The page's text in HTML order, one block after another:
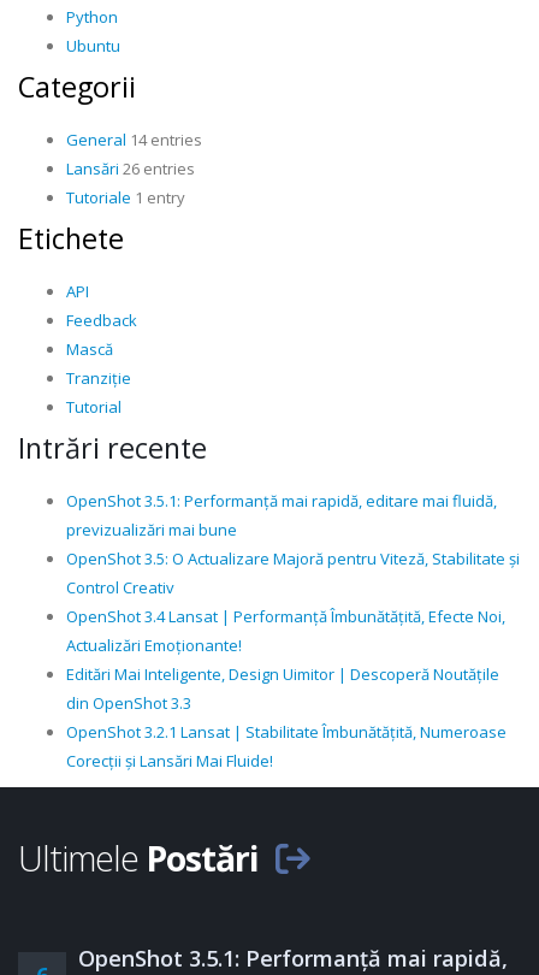
Python
Ubuntu
Categorii
General 14 entries
Lansări 26 entries
Tutoriale 1 entry
Etichete
API
Feedback
Mască
Tranziție
Tutorial
Intrări recente
OpenShot 3.5.1: Performanță mai rapidă, editare mai fluidă,
previzualizări mai bune
OpenShot 3.5: O Actualizare Majoră pentru Viteză, Stabilitate și
Control Creativ
OpenShot 3.4 Lansat | Performanță Îmbunătățită, Efecte Noi,
Actualizări Emoționante!
Editări Mai Inteligente, Design Uimitor | Descoperă Noutățile
din OpenShot 3.3
OpenShot 3.2.1 Lansat | Stabilitate Îmbunătățită, Numeroase
Corecții și Lansări Mai Fluide!
Ultimele Postări
OpenShot 3.5.1: Performanță mai rapidă,